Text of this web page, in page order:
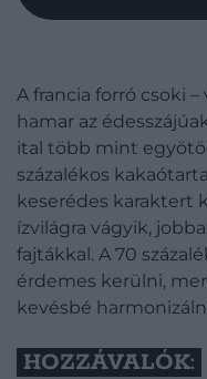
A francia forró csoki –
hamar az
ital több mint
százalékos
keserédes karaktert
ízvilágra vágyik,
fajtákkal. A 70
érdemes kerülni,
kevésbé
HOZZÁVALÓK: